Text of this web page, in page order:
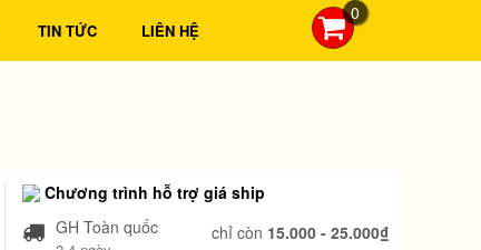
TIN TỨC LIÊN HỆ
0
Chương trình hỗ trợ giá ship
GH Toàn quốc
chỉ còn 15.000 - 25.000₫